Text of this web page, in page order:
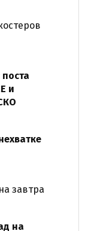
и
завтра
на